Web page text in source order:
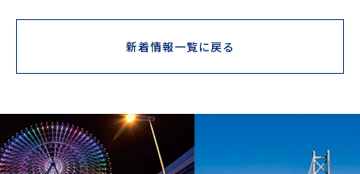
新着情報一覧に戻る